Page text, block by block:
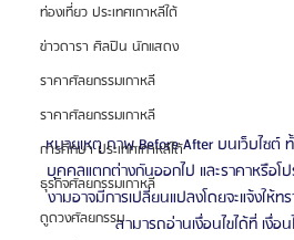
ท่องเที่ยว ประเทศเกาหลีใต้
ข่าวดารา ศิลปิน นักแสดง
ราคาศัลยกรรมเกาหลี
ราคาศัลยกรรมเกาหลี
การศึกษา ประเทศเกาหลีใต้
ธุรกิจศัลยกรรมเกาหลี
ดูดวงศัลยกรรม
หมายเหตุ ภาพ Before After บนเว็บไซ
บุคคลแตกต่างกันออกไป และราคาหรือโ
งามอาจมีการเปลี่ยนแปลงโดยจะแจ้งให้
สามารถอ่านเงื่อนไขได้ที่ เงื่อ